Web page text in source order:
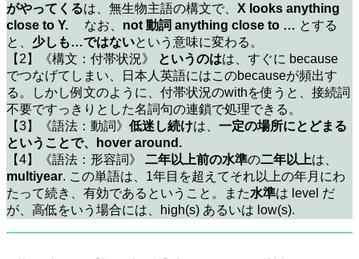
がやってくるは、無生物主語の構文で、 X looks anything
close to Y. なお、 not 動詞 anything close to … とする
と、 少しも…ではないという意味に変わる。
【2】《構文：付帯状況》
というのはは、すぐに because
でつなげてしまい、日本人英語にはこのbecauseが頻出す
る。しかし例文のように、付帯状況のwithを使うと、接続詞
不要ですっきりとした名詞句の連鎖で処理できる。
【3】《語法：動詞》 低迷し続けは、 一定の場所にとどまる
ということで、hover around.
【4】《語法：形容詞》 二年以上前の水準の二年以上は、
multiyear. この単語は、1年目を超えてそれ以上の年月にわ
たって続き、有効であるということ。また水準は level だ
が、高低をいう場合には、high(s) あるいは low(s).